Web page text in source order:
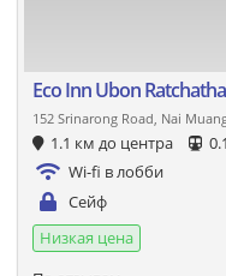
Eco Inn Ubon
152 Srinarong Road, Nai
1.1 км до центра
Wi-fi в лобби
Сейф
Низкая цена